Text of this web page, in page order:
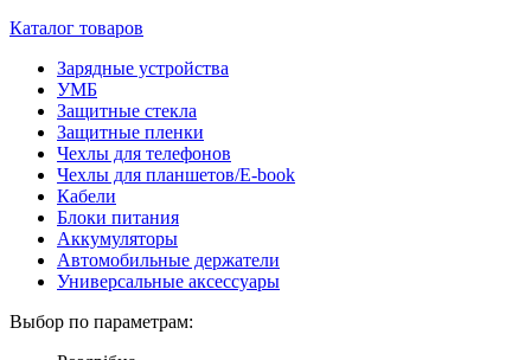
Каталог товаров
Зарядные устройства
УМБ
Защитные стекла
Защитные пленки
Чехлы для телефонов
Чехлы для планшетов/E-book
Кабели
Блоки питания
Аккумуляторы
Автомобильные держатели
Универсальные аксессуары
Выбор по параметрам: